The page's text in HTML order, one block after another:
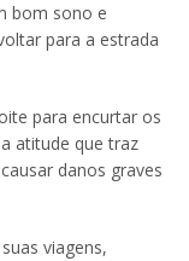
bom sono e
para a estrada
para encurtar os
atitude que traz
danos graves
viagens,